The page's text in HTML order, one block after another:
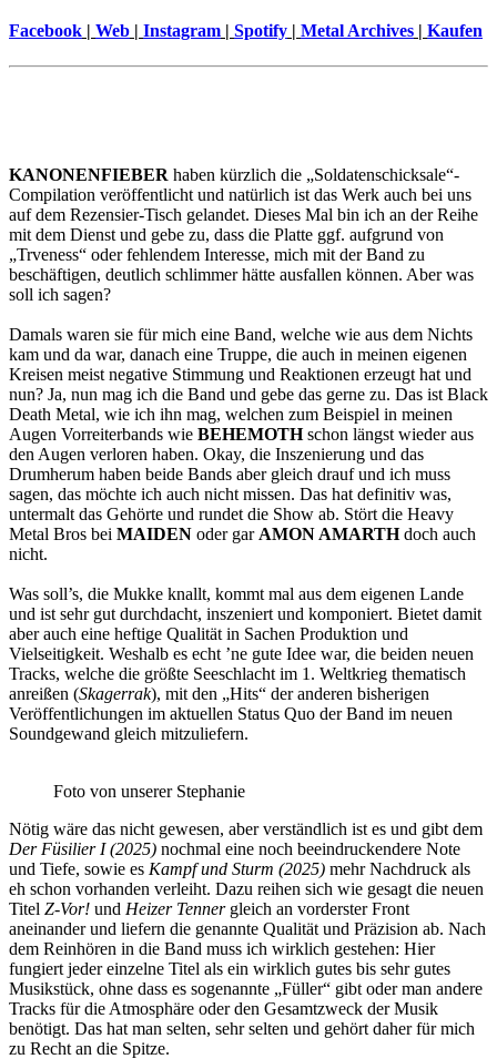
Facebook | Web | Instagram | Spotify | Metal Archives | Kaufen
KANONENFIEBER haben kürzlich die „Soldatenschicksale“-
Compilation veröffentlicht und natürlich ist das Werk auch bei uns
auf dem Rezensier-Tisch gelandet. Dieses Mal bin ich an der Reihe
mit dem Dienst und gebe zu, dass die Platte ggf. aufgrund von
„Trveness“ oder fehlendem Interesse, mich mit der Band zu
beschäftigen, deutlich schlimmer hätte ausfallen können. Aber was
soll ich sagen?
Damals waren sie für mich eine Band, welche wie aus dem Nichts
kam und da war, danach eine Truppe, die auch in meinen eigenen
Kreisen meist negative Stimmung und Reaktionen erzeugt hat und
nun? Ja, nun mag ich die Band und gebe das gerne zu. Das ist Black
Death Metal, wie ich ihn mag, welchen zum Beispiel in meinen
Augen Vorreiterbands wie BEHEMOTHschon längst wieder aus
den Augen verloren haben. Okay, die Inszenierung und das
Drumherum haben beide Bands aber gleich drauf und ich muss
sagen, das möchte ich auch nicht missen. Das hat definitiv was,
untermalt das Gehörte und rundet die Show ab. Stört die Heavy
Metal Bros bei MAIDEN oder gar AMON AMARTHdoch auch
nicht.
Was soll’s, die Mukke knallt, kommt mal aus dem eigenen Lande
und ist sehr gut durchdacht, inszeniert und komponiert. Bietet damit
aber auch eine heftige Qualität in Sachen Produktion und
Vielseitigkeit. Weshalb es echt ’ne gute Idee war, die beiden neuen
Tracks, welche die größte Seeschlacht im 1. Weltkrieg thematisch
anreißen (Skagerrak), mit den „Hits“ der anderen bisherigen
Veröffentlichungen im aktuellen Status Quo der Band im neuen
Soundgewand gleich mitzuliefern.
Foto von unserer Stephanie
Nötig wäre das nicht gewesen, aber verständlich ist es und gibt dem
Der Füsilier I (2025) nochmal eine noch beeindruckendere Note
und Tiefe, sowie es Kampf und Sturm (2025) mehr Nachdruck als
eh schon vorhanden verleiht. Dazu reihen sich wie gesagt die neuen
Titel Z-Vor! und Heizer Tennergleich an vorderster Front
aneinander und liefern die genannte Qualität und Präzision ab. Nach
dem Reinhören in die Band muss ich wirklich gestehen: Hier
fungiert jeder einzelne Titel als ein wirklich gutes bis sehr gutes
Musikstück, ohne dass es sogenannte „Füller“ gibt oder man andere
Tracks für die Atmosphäre oder den Gesamtzweck der Musik
benötigt. Das hat man selten, sehr selten und gehört daher für mich
zu Recht an die Spitze.